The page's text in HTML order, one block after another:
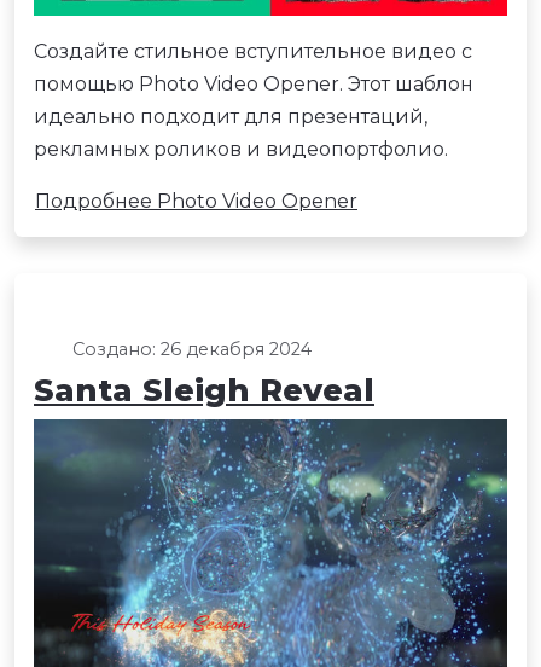
Создайте стильное вступительное видео с
помощью Photo Video Opener. Этот шаблон
идеально подходит для презентаций,
рекламных роликов и видеопортфолио.
Подробнее Photo Video Opener
Создано: 26 декабря 2024
Santa Sleigh Reveal